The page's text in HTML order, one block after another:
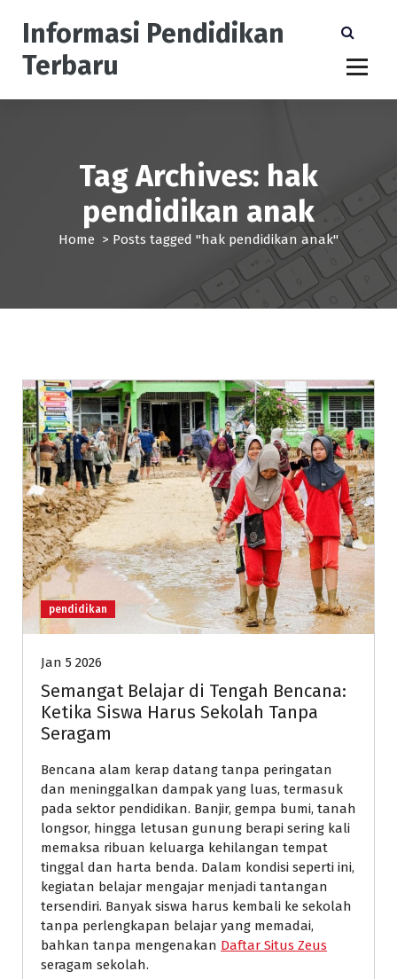
Informasi Pendidikan
Terbaru
Tag Archives: hak
pendidikan anak
Home > Posts tagged "hak pendidikan anak"
pendidikan
Jan 5 2026
Semangat Belajar di Tengah Bencana:
Ketika Siswa Harus Sekolah Tanpa
Seragam
Bencana alam kerap datang tanpa peringatan
dan meninggalkan dampak yang luas, termasuk
pada sektor pendidikan. Banjir, gempa bumi, tanah
longsor, hingga letusan gunung berapi sering kali
memaksa ribuan keluarga kehilangan tempat
tinggal dan harta benda. Dalam kondisi seperti ini,
kegiatan belajar mengajar menjadi tantangan
tersendiri. Banyak siswa harus kembali ke sekolah
tanpa perlengkapan belajar yang memadai,
bahkan tanpa mengenakan Daftar Situs Zeus
seragam sekolah.